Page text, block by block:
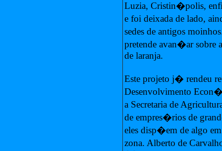
Luzia, Cristin�polis,
e foi deixada de lado,
sedes de antigos
pretende avan�ar sobre
de laranja.
Este projeto j� rendeu
Desenvolvimento
a Secretaria de
de empres�rios de
eles disp�em de algo
zona. Alberto de